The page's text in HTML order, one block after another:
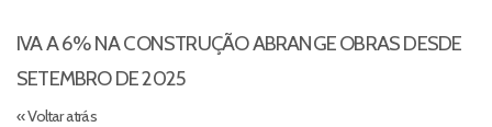
IVA A 6% NA CONSTRUÇÃO ABRANGE OBRAS DESDE
SETEMBRO DE 2025
« Voltar atrás